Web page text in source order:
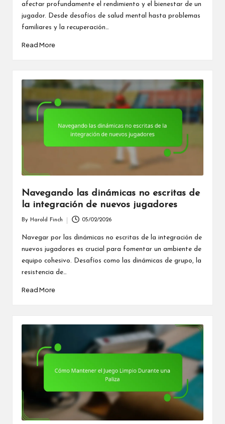
afectar profundamente el rendimiento y el bienestar de un
jugador. Desde desafíos de salud mental hasta problemas
familiares y la recuperación…
Read More
Navegando las dinámicas no escritas de
la integración de nuevos jugadores
by
By Harold Finch 05/02/2026
Navegar por las dinámicas no escritas de la integración de
nuevos jugadores es crucial para fomentar un ambiente de
equipo cohesivo. Desafíos como las dinámicas de grupo, la
resistencia de…
Read More